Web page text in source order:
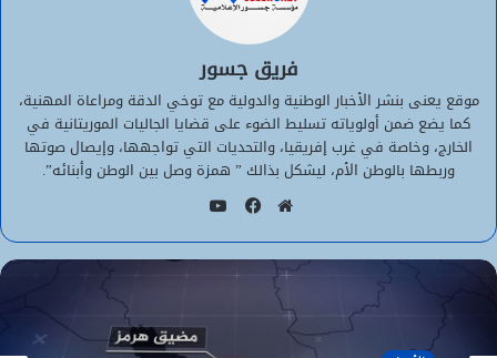
فريق جسور
موقع يعنى بنشر الأخبار الوطنية والدولية مع توخي الدقة ومراعاة المهنية،
كما يضع ضمن أولوياته تسليط الضوء على قضايا الجاليات الموريتانية في
الخارج، وخاصة في غرب إفريقيا، والتحديات التي تواجهها، وإيصال صوتها
وربطها بالوطن الأم، ليشكل بذالك ” همزة وصل بين الوطن وأبنائه”.
الويب